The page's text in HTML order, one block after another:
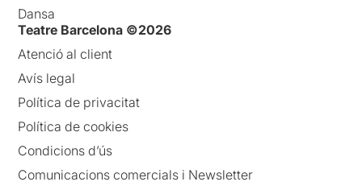
Dansa
Teatre Barcelona ©2026
Atenció al client
Avís legal
Política de privacitat
Política de cookies
Condicions d’ús
Comunicacions comercials i Newsletter